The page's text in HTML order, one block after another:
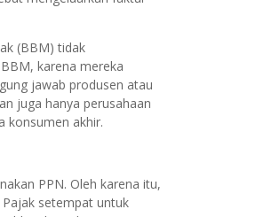
(BBM) tidak
karena mereka
jawab produsen atau
juga hanya perusahaan
konsumen akhir.
PPN. Oleh karena itu,
setempat untuk